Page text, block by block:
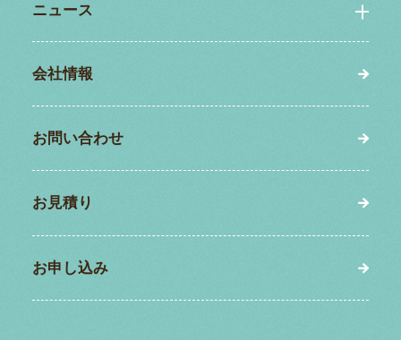
ニュース
会社情報
お問い合わせ
お見積り
お申し込み